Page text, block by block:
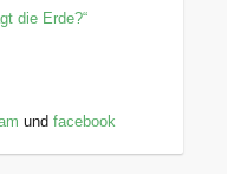
die Erde?“
undfacebook